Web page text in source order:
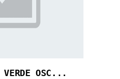
VERDE OSC...